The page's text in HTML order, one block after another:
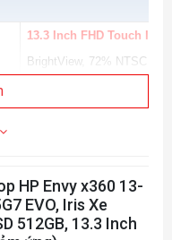
13.3 Inch FHD Touch IP
BrightView, 72% NTSC
Wi-Fi 6 AX201 (2x2)
HP Envy x360 13-
EVO, Iris Xe
512GB, 13.3 Inch